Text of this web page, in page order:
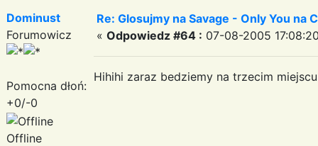
Dominust
Forumowicz
Pomocna dłoń:
+0/-0
Offline
Re: Glosujmy na Savage - Only You na
« Odpowiedz #64 : 07-08-2005
Hihihi zaraz bedziemy na trzecim